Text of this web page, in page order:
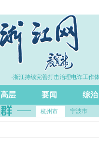
·浙江持续完善打击治理电诈工作体系
高层 要闻 综治
杭州市 宁波市